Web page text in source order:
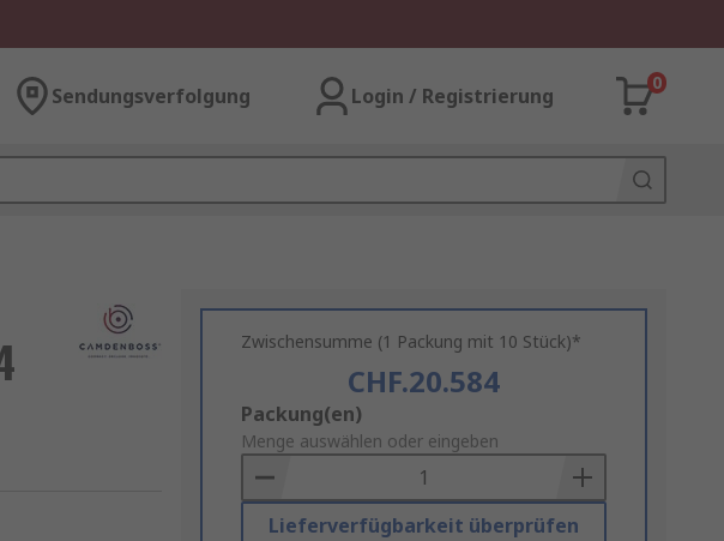
Sendungsverfolgung Login / Registrierung
0
Zwischensumme (1 Packung mit 10 Stück)*
CHF.20.584
Add
to
Basket
Packung(en)
Menge auswählen oder eingeben
Lieferverfügbarkeit überprüfen